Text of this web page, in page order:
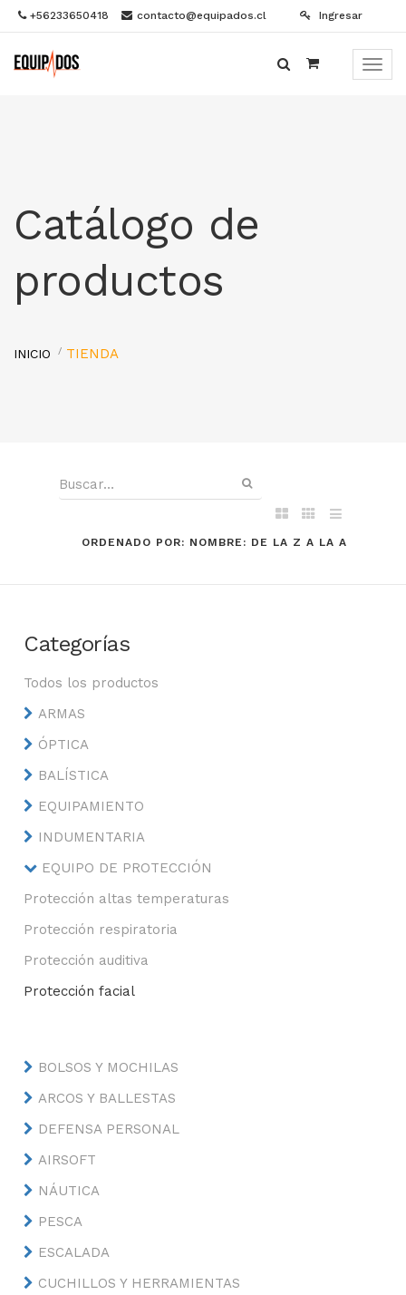
+56233650418 contacto@equipados.cl Ingresar
Menú
Catálogo de
productos
INICIO TIENDA
ORDENADO POR: NOMBRE: DE LA Z A LA A
Categorías
Todos los productos
ARMAS
ÓPTICA
BALÍSTICA
EQUIPAMIENTO
INDUMENTARIA
EQUIPO DE PROTECCIÓN
Protección altas temperaturas
Protección respiratoria
Protección auditiva
Protección facial
BOLSOS Y MOCHILAS
ARCOS Y BALLESTAS
DEFENSA PERSONAL
AIRSOFT
NÁUTICA
PESCA
ESCALADA
CUCHILLOS Y HERRAMIENTAS